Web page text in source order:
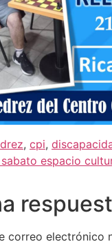
, cpi,
espacio
correo electrónico